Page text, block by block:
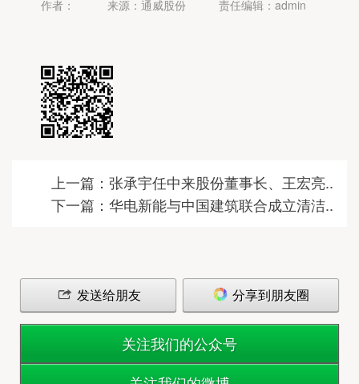
作者： 来源：通威股份 责任编辑：admin
上一篇：张承宇任中来股份董事长、王宏亮..
下一篇：华电新能与中国建筑联合成立清洁..
发送给朋友 分享到朋友圈
关注我们的公众号